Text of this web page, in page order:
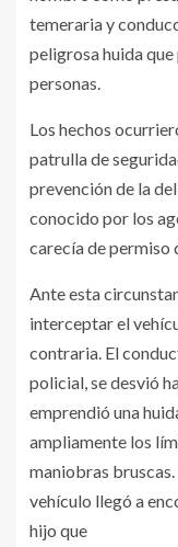
temeraria y
peligrosa huida que
personas.
Los hechos
patrulla de
prevención de la
conocido por los
carecía de permiso
Ante esta
interceptar el
contraria. El
policial, se desvió
emprendió una
ampliamente los
maniobras
vehículo llegó a
hijo que